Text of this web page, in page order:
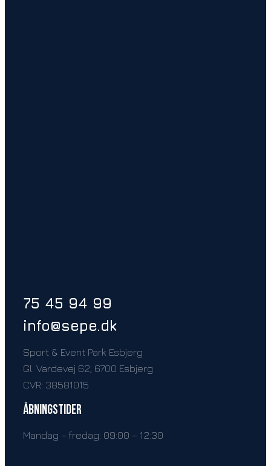
75 45 94 99
info@sepe.dk
Sport & Event Park Esbjerg
Gl. Vardevej 62, 6700 Esbjerg
CVR: 38581015
Åbningstider
Mandag – fredag: 09:00 – 12:30